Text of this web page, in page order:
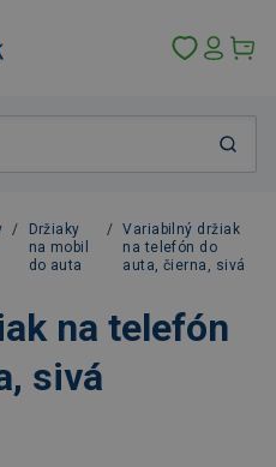
/
Držiaky
na mobil
do auta
/ Variabilný držiak
na telefón do
auta, čierna, sivá
na telefón
sivá